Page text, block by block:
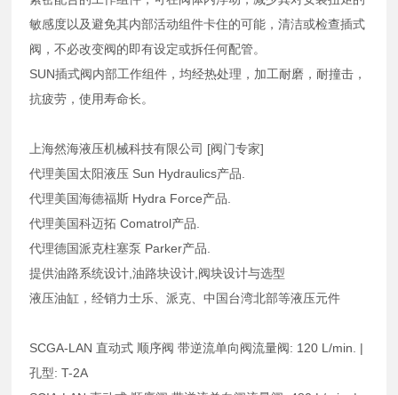
敏感度以及避免其内部活动组件卡住的可能，清洁或检查插式
阀，不必改变阀的即有设定或拆任何配管。
SUN插式阀内部工作组件，均经热处理，加工耐磨，耐撞击，
抗疲劳，使用寿命长。
上海然海液压机械科技有限公司 [阀门专家]
代理美国太阳液压 Sun Hydraulics产品.
代理美国海德福斯 Hydra Force产品.
代理美国科迈拓 Comatrol产品.
代理德国派克柱塞泵 Parker产品.
提供油路系统设计,油路块设计,阀块设计与选型
液压油缸，经销力士乐、派克、中国台湾北部等液压元件
SCGA-LAN 直动式 顺序阀 带逆流单向阀流量阀: 120 L/min. |
孔型: T-2A